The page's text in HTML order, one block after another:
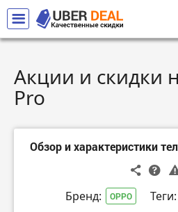
Акции и скидки
Pro
Обзор и характеристики
Бренд: OPPO Теги: